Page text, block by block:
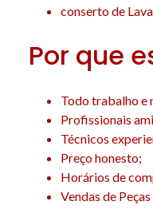
conserto de
Por que
Todo trabalho e
Profissionais
Técnicos
Preço honesto;
Horários de
Vendas de